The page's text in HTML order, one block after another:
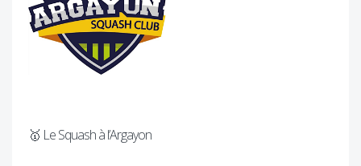
🥇 Le Squash à l’Argayon